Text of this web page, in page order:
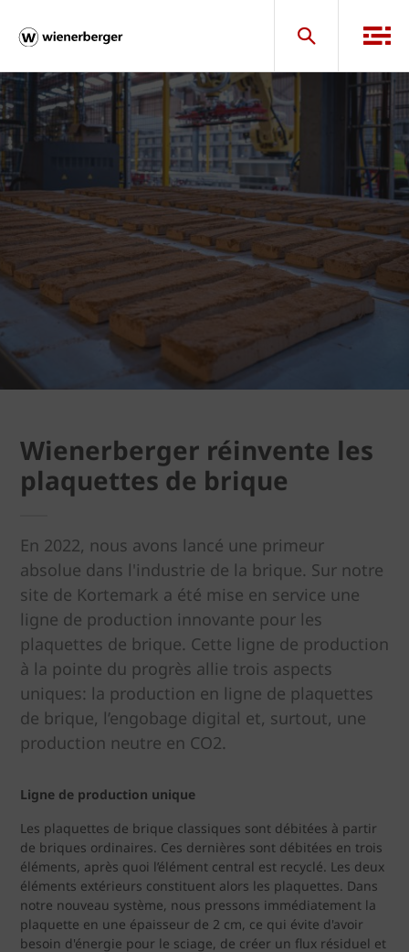
Wienerberger réinvente les
plaquettes de brique
En 2022, nous avons lancé une primeur
absolue dans l'industrie de la brique. Sur notre
site de Kortemark a été mise en service une
ligne de production innovante pour les
plaquettes de brique. Cette ligne de production
à la pointe du progrès allie trois aspects
uniques: la production en ligne de plaquettes
de brique, l’engobage digital et, surtout, une
production neutre en CO2.
Ligne de production unique
Les plaquettes de brique classiques sont débitées à partir
de briques ordinaires. Ces dernières sont débitées en trois
éléments, après quoi l’élément central est recyclé. Les deux
éléments extérieurs constituent alors les plaquettes. Dans
notre nouveau système, nous pressons immédiatement la
plaquette en une épaisseur de 2 cm, ce qui évite d'avoir
besoin d'énergie pour le sciage, de créer un flux résiduel et